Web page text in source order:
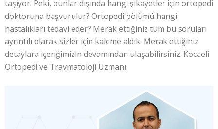
taşıyor. Peki, bunlar dışında hangi şikayetler için ortopedi
doktoruna başvurulur? Ortopedi bölümü hangi
hastalıkları tedavi eder? Merak ettiğiniz tüm bu soruları
ayrıntılı olarak sizler için kaleme aldık. Merak ettiğiniz
detaylara içeriğimizin devamından ulaşabilirsiniz. Kocaeli
Ortopedi ve Travmatoloji Uzmanı